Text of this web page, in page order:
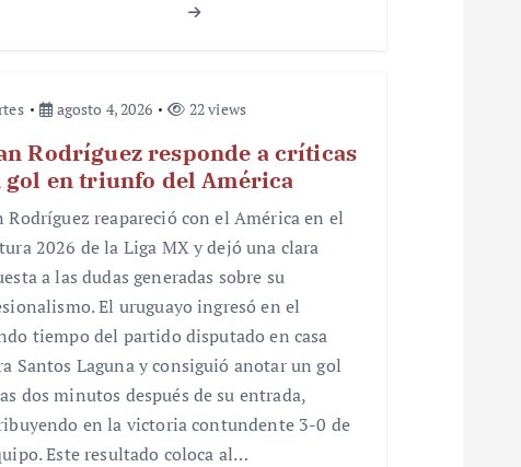
agosto 4, 2026 22 views
Rodríguez responde a críticas
gol en triunfo del América
Rodríguez reapareció con el América en el
2026 de la Liga MX y dejó una clara
a las dudas generadas sobre su
El uruguayo ingresó en el
tiempo del partido disputado en casa
Santos Laguna y consiguió anotar un gol
dos minutos después de su entrada,
en la victoria contundente 3-0 de
Este resultado coloca al…